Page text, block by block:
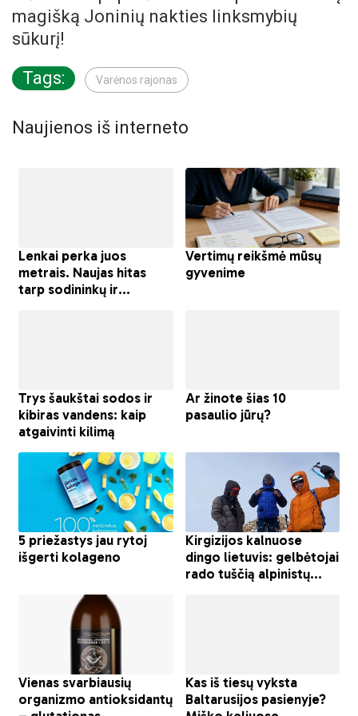
magišką Joninių nakties linksmybių
sūkurį!
Tags:
Varėnos rajonas
Naujienos iš interneto